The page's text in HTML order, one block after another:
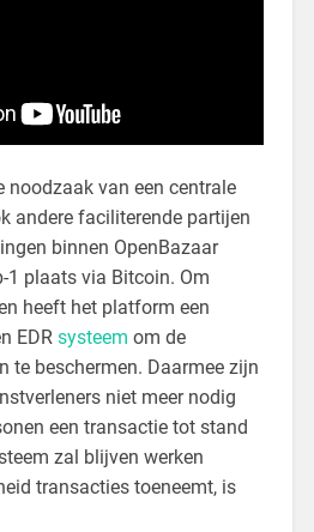
noodzaak van een centrale
andere faciliterende partijen
binnen OpenBazaar
1 plaats via Bitcoin. Om
heeft het platform een
EDR systeem om de
te beschermen. Daarmee zijn
niet meer nodig
een transactie tot stand
zal blijven werken
transacties toeneemt, is